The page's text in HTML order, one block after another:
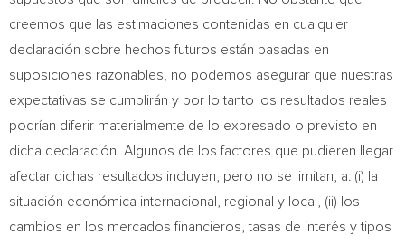
creemos que las estimaciones contenidas en cualquier
declaración sobre hechos futuros están basadas en
suposiciones razonables, no podemos asegurar que nuestras
expectativas se cumplirán y por lo tanto los resultados reales
podrían diferir materialmente de lo expresado o previsto en
dicha declaración. Algunos de los factores que pudieren llegar
afectar dichas resultados incluyen, pero no se limitan, a: (i) la
situación económica internacional, regional y local, (ii) los
cambios en los mercados financieros, tasas de interés y tipos